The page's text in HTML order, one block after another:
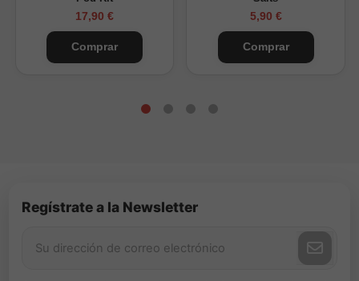
17,90 €
Comprar
5,90 €
Comprar
Regístrate a la Newsletter